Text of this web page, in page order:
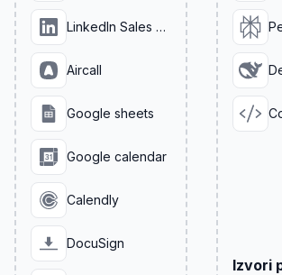
LinkedIn Sales Navigator
Aircall
Google sheets
Google calendar
Calendly
DocuSign
Izvori